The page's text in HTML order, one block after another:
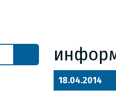
18.04.2014